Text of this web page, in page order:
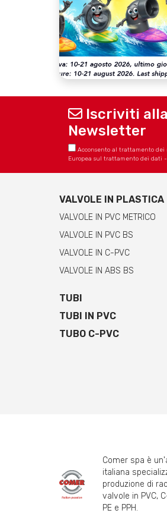
Iscriviti alla
Newsletter
Acconsento al trattamento dei
Europea sul trattamento dei dati -
VALVOLE IN PLASTICA
VALVOLE IN PVC METRICO
VALVOLE IN PVC BS
VALVOLE IN C-PVC
VALVOLE IN ABS BS
TUBI
TUBI IN PVC
TUBO C-PVC
Comer spa è
italiana
produzione di
valvole in PVC,
PE e PPH.